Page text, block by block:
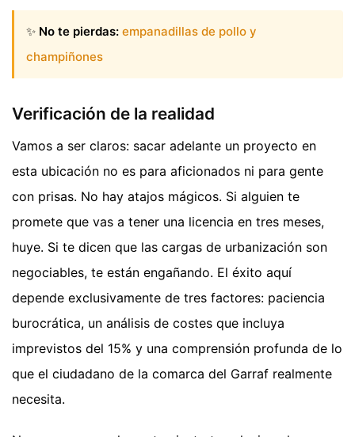
✨ No te pierdas: empanadillas de pollo y
champiñones
Verificación de la realidad
Vamos a ser claros: sacar adelante un proyecto en
esta ubicación no es para aficionados ni para gente
con prisas. No hay atajos mágicos. Si alguien te
promete que vas a tener una licencia en tres meses,
huye. Si te dicen que las cargas de urbanización son
negociables, te están engañando. El éxito aquí
depende exclusivamente de tres factores: paciencia
burocrática, un análisis de costes que incluya
imprevistos del 15% y una comprensión profunda de lo
que el ciudadano de la comarca del Garraf realmente
necesita.